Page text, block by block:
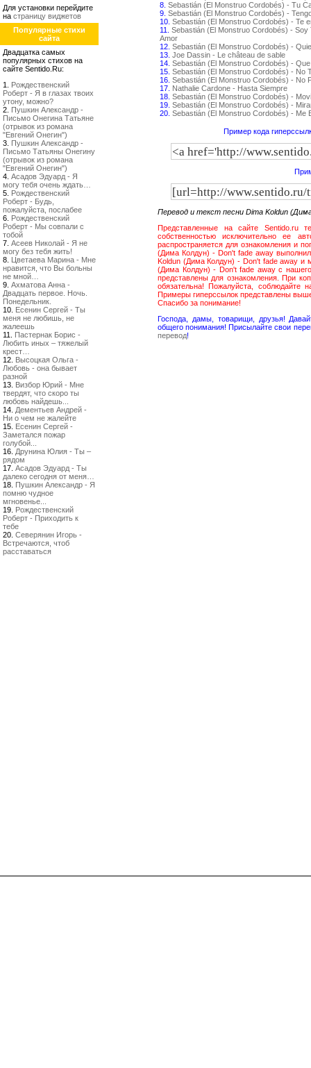
Для установки перейдите
на страницу виджетов
Популярные стихи
сайта
Двадцатка самых
популярных стихов на
сайте Sentido.Ru:
1. Рождественский
Роберт - Я в глазах твоих
утону, можно?
2. Пушкин Александр -
Письмо Онегина Татьяне
(отрывок из романа
"Евгений Онегин")
3. Пушкин Александр -
Письмо Татьяны Онегину
(отрывок из романа
"Евгений Онегин")
4. Асадов Эдуард - Я
могу тебя очень ждать…
5. Рождественский
Роберт - Будь,
пожалуйста, послабее
6. Рождественский
Роберт - Мы совпали с
тобой
7. Асеев Николай - Я не
могу без тебя жить!
8. Цветаева Марина - Мне
нравится, что Вы больны
не мной…
9. Ахматова Анна -
Двадцать первое. Ночь.
Понедельник.
10. Есенин Сергей - Ты
меня не любишь, не
жалеешь
11. Пастернак Борис -
Любить иных – тяжелый
крест…
12. Высоцкая Ольга -
Любовь - она бывает
разной
13. Визбор Юрий - Мне
твердят, что скоро ты
любовь найдешь...
14. Дементьев Андрей -
Ни о чем не жалейте
15. Есенин Сергей -
Заметался пожар
голубой...
16. Друнина Юлия - Ты –
рядом
17. Асадов Эдуард - Ты
далеко сегодня от меня…
18. Пушкин Александр - Я
помню чудное
мгновенье...
19. Рождественский
Роберт - Приходить к
тебе
20. Северянин Игорь -
Встречаются, чтоб
расставаться
8. Sebastián (El Monstruo Cordobés) - Tu
9. Sebastián (El Monstruo Cordobés) -
10. Sebastián (El Monstruo Cordobés) - Te
11. Sebastián (El Monstruo Cordobés) - Soy
Amor
12. Sebastián (El Monstruo Cordobés) -
13. Joe Dassin - Le château de sable
14. Sebastián (El Monstruo Cordobés) -
15. Sebastián (El Monstruo Cordobés) - No
16. Sebastián (El Monstruo Cordobés) - No
17. Nathalie Cardone - Hasta Siempre
18. Sebastián (El Monstruo Cordobés) -
19. Sebastián (El Monstruo Cordobés) -
20. Sebastián (El Monstruo Cordobés) - Me
Пример кода
Перевод и текст песни Dima Koldun
Представленные на сайте Sentido.ru
собственностью исключительно ее
распространяется для ознакомления и
(Дима Колдун) - Don't fade away
Koldun (Дима Колдун) - Don't fade away и
(Дима Колдун) - Don't fade away с
представлены для ознакомления. При
обязательна! Пожалуйста,
Примеры гиперссылок представлены
Спасибо за понимание!
Господа, дамы, товарищи, друзья!
общего понимания! Присылайте свои
перевод!